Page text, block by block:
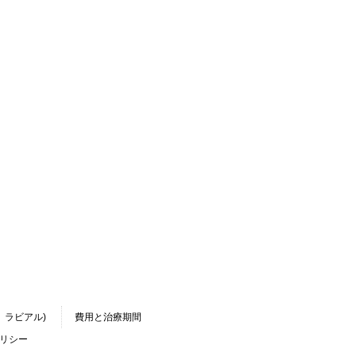
ラビアル)
費用と治療期間
シー